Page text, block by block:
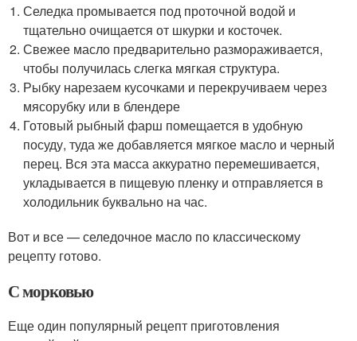
Селедка промывается под проточной водой и
тщательно очищается от шкурки и косточек.
Свежее масло предварительно размораживается,
чтобы получилась слегка мягкая структура.
Рыбку нарезаем кусочками и перекручиваем через
мясорубку или в блендере
Готовый рыбный фарш помещается в удобную
посуду, туда же добавляется мягкое масло и черный
перец. Вся эта масса аккуратно перемешивается,
укладывается в пищевую пленку и отправляется в
холодильник буквально на час.
Вот и все — селедочное масло по классическому
рецепту готово.
С морковью
Еще один популярный рецепт приготовления